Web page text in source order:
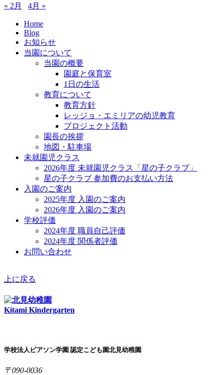
« 2月 4月 »
Home
Blog
お知らせ
当園について
当園の概要
園庭と保育室
1日の生活
教育について
教育方針
レッジョ・エミリアの幼児教育
プロジェクト活動
園長の挨拶
地図・駐車場
未就園児クラス
2026年度 未就園児クラス「星の子クラブ」
星の子クラブ 参加費のお支払い方法
入園のご案内
2025年度 入園のご案内
2026年度 入園のご案内
学校評価
2024年度 職員自己評価
2024年度 関係者評価
お問い合わせ
上に戻る
Kitami Kindergarten
学校法人ピアソン学園 認定こども園北見幼稚園
〒090-0036